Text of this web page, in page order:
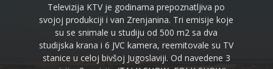
Televizija KTV je godinama prepoznatljiva po
svojoj produkciji i van Zrenjanina. Tri emisije koje
su se snimale u studiju od 500 m2 sa dva
studijska krana i 6 JVC kamera, reemitovale su TV
stanice u celoj bivšoj Jugoslaviji. Od navedene 3